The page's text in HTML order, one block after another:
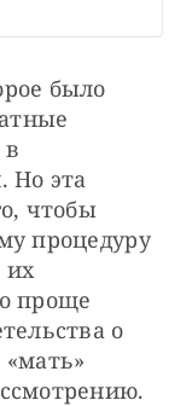
было
Но эта
чтобы
процедуру
их
проще
о